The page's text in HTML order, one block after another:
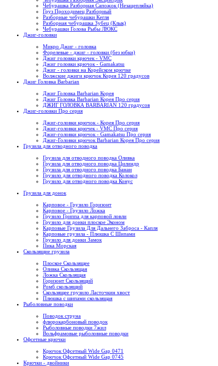
Чебурашка Разборная Сапожок (Незацепляйка)
Груз Проходимец Разборный
Разборные чебурашки Кегля
Разборная чебурашка Зубец (Клык)
Чебурашки Голова Рыбы ЛЮКС
Джиг-головки
Микро Джиг - головка
Форелевые - джиг - головки (без юбки)
Джиг головки крючек - VMC
Джиг головки крючок - Gamakatsu
Джиг - головки на Корейском крючке
Волжские джиги крючок Корея 120 градусов
Джиг Головка Barbarian
Джиг Головка Barbarian Корея
Джиг Головка Barbarian Корея Про серия
ДЖИГ ГОЛОВКА BARBARIAN 120 градусов
Джиг-головки Про серия
Джиг-головки крючок - Корея Про серия
Джиг-головки крючек - VMC Про серия
Джиг-головки крючок - Gamakatsu Про серия
Джиг-Головки крючок Barbarian Корея Про серия
Грузила для отводного поводка
Грузила для отводного поводка Оливка
Грузила для отводного поводка Цилиндр
Грузила для отводного поводка Банан
Грузило для отводного поводка Колокол
Грузило для отводного поводка Конус
Грузила для донок
Карповое - Грузило Горизонт
Карповое - Грузило Ложка
Грузило Гриппа для карповой ловли
Грузило для донки плоское Эконом
Карповые Грузила Для Дальнего Заброса - Капля
Карповые грузила - Плюшка С Шипами
Грузило для донки Замок
Пика Морская
Скользящие грузила
Плоское Скользящее
Оливка Скользящая
Ложка Скользящая
Горизонт Скользящий
Ромб скользящий
Скользящее грузило Ласточкин хвост
Плюшка с шипами скользящая
Рыболовные поводки
Поводок струна
флюрокарбоновый поводок
Рыболовные поводки 7жил
Вольфрамовые рыболовные поводки
Офсетные крючки
Крючок Офсетный Wide Gap 0471
Крючок Офсетный Wide Gap 0745
Крючки - двойники